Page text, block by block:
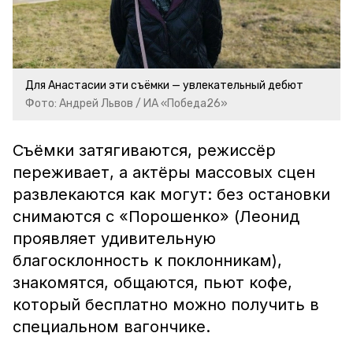
Для Анастасии эти съёмки — увлекательный дебют
Фото: Андрей Львов / ИА «Победа26»
Съёмки затягиваются, режиссёр
переживает, а актёры массовых сцен
развлекаются как могут: без остановки
снимаются с «Порошенко» (Леонид
проявляет удивительную
благосклонность к поклонникам),
знакомятся, общаются, пьют кофе,
который бесплатно можно получить в
специальном вагончике.